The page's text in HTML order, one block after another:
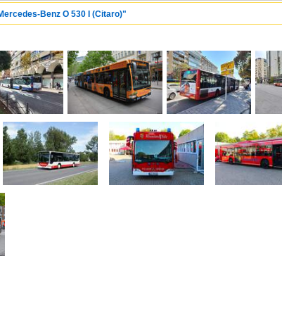
Benz O 530 I (Citaro)"